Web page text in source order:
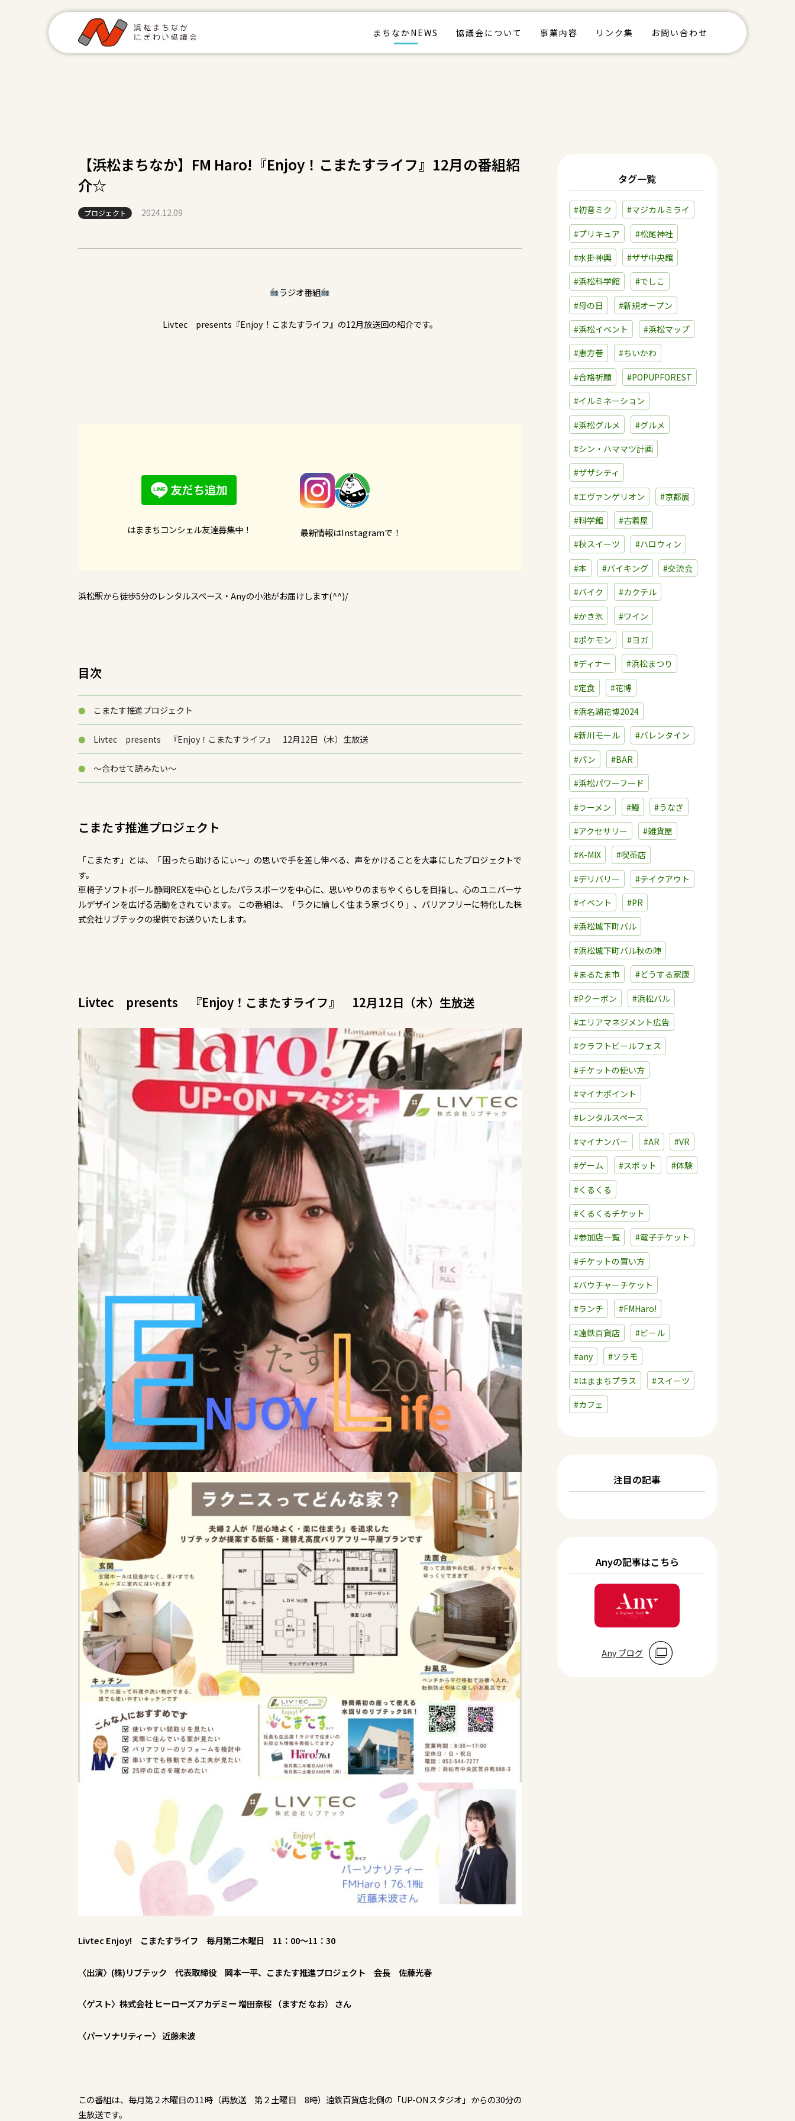
まちなかNEWS 協議会について 事業内容 リンク集 お問い合わせ
【浜松まちなか】FM Haro!『Enjoy！こまたすライフ』12月の番組紹
介☆
プロジェクト 2024.12.09
ラジオ番組
Livtec presents『Enjoy！こまたすライフ』の12月放送回の紹介です。
はままちコンシェル友達募集中！ 最新情報はInstagramで！
浜松駅から徒歩5分のレンタルスペース・Anyの小池がお届けします(^^)/
目次
こまたす推進プロジェクト
Livtec presents 『Enjoy！こまたすライフ』 12月12日（木）生放送
～合わせて読みたい～
こまたす推進プロジェクト
「こまたす」とは、「困ったら助けるにぃ～」の思いで手を差し伸べる、声をかけることを大事にしたプロジェクトで
す。
車椅子ソフトボール静岡REXを中心としたパラスポーツを中心に、思いやりのまちやくらしを目指し、心のユニバーサ
ルデザインを広げる活動をされています。 この番組は、「ラクに愉しく住まう家づくり」、バリアフリーに特化した株
式会社リブテックの提供でお送りいたします。
Livtec presents 『Enjoy！こまたすライフ』 12月12日（木）生放送
Livtec Enjoy! こまたすライフ 毎月第二木曜日 11：00～11：30
〈出演〉(株)リブテック 代表取締役 岡本一平、こまたす推進プロジェクト 会長 佐藤光春
〈ゲスト〉株式会社 ヒーローズアカデミー 増田奈桜 （ますだ なお） さん
〈パーソナリティー〉 近藤未波
この番組は、毎月第２木曜日の11時（再放送 第２土曜日 8時）遠鉄百貨店北側の「UP-ONスタジオ」からの30分の
生放送です。
タグ一覧
#初音ミク #マジカルミライ
#プリキュア #松尾神社
#水掛神輿 #ザザ中央館
#浜松科学館 #でしこ
#母の日 #新規オープン
#浜松イベント #浜松マップ
#恵方巻 #ちいかわ
#合格祈願 #POPUPFOREST
#イルミネーション
#浜松グルメ #グルメ
#シン・ハママツ計画
#ザザシティ
#エヴァンゲリオン #京都展
#科学館 #古着屋
#秋スイーツ #ハロウィン
#本 #バイキング #交流会
#バイク #カクテル
#かき氷 #ワイン
#ポケモン #ヨガ
#ディナー #浜松まつり
#定食 #花博
#浜名湖花博2024
#新川モール #バレンタイン
#パン #BAR
#浜松パワーフード
#ラーメン #鰻 #うなぎ
#アクセサリー #雑貨屋
#K-MIX #喫茶店
#デリバリー #テイクアウト
#イベント #PR
#浜松城下町バル
#浜松城下町バル秋の陣
#まるたま市 #どうする家康
#Pクーポン #浜松バル
#エリアマネジメント広告
#クラフトビールフェス
#チケットの使い方
#マイナポイント
#レンタルスペース
#マイナンバー #AR #VR
#ゲーム #スポット #体験
#くるくる
#くるくるチケット
#参加店一覧 #電子チケット
#チケットの買い方
#バウチャーチケット
#ランチ #FMHaro!
#遠鉄百貨店 #ビール
#any #ソラモ
#はままちプラス #スイーツ
#カフェ
注目の記事
Anyの記事はこちら
Any ブログ